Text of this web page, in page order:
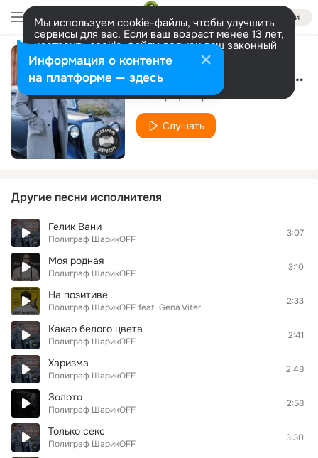
Войти
Мы используем cookie-файлы, чтобы улучшить
сервисы для вас. Если ваш возраст менее 13 лет,
настроить cookie-файлы должен ваш законный
представитель. Больше информации
Разрешить все Настроить Гелик Вани (Застольная версия)
Полиграф ШарикOFF
Слушать
Другие песни исполнителя
Гелик Вани
Полиграф ШарикOFF
3:07
Моя родная
Полиграф ШарикOFF
3:10
На позитиве
Полиграф ШарикOFF feat. Gena Viter
2:33
Какао белого цвета
Полиграф ШарикOFF
2:41
Харизма
Полиграф ШарикOFF
2:48
Золото
Полиграф ШарикOFF
2:58
Только секс
Полиграф ШарикOFF
3:30
Информация о контенте
на платформе — здесь